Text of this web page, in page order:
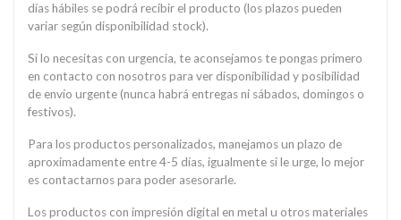
días hábiles se podrá recibir el producto (los plazos pueden
variar según disponibilidad stock).
Si lo necesitas con urgencia, te aconsejamos te pongas primero
en contacto con nosotros para ver disponibilidad y posibilidad
de envío urgente (nunca habrá entregas ni sábados, domingos o
festivos).
Para los productos personalizados, manejamos un plazo de
aproximadamente entre 4-5 días, igualmente si le urge, lo mejor
es contactarnos para poder asesorarle.
Los productos con impresión digital en metal u otros materiales